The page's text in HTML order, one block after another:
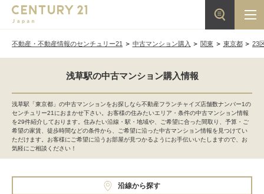
不動産・不動産情報のセンチュリー21 中古マンション購入 関東 東京都 23
浅草駅の中古マンション購入情報
浅草駅「東京都」の中古マンションをお探しなら不動産フランチャイズ店舗数ナンバー1の
センチュリー21におまかせ下さい。お客様の住みたいエリア・条件の中古マンション情報
を29件紹介しております。住みたい沿線・駅・地域や、ご希望に合った間取り、予算・ご
希望の家賃、徒歩時間などの条件から、ご希望に沿った中古マンション情報を見つけてい
ただけます。お客様にご希望に沿うお部屋が見つかるようにお手伝いいたしますので、お
気軽にご相談ください！
沿線から探す